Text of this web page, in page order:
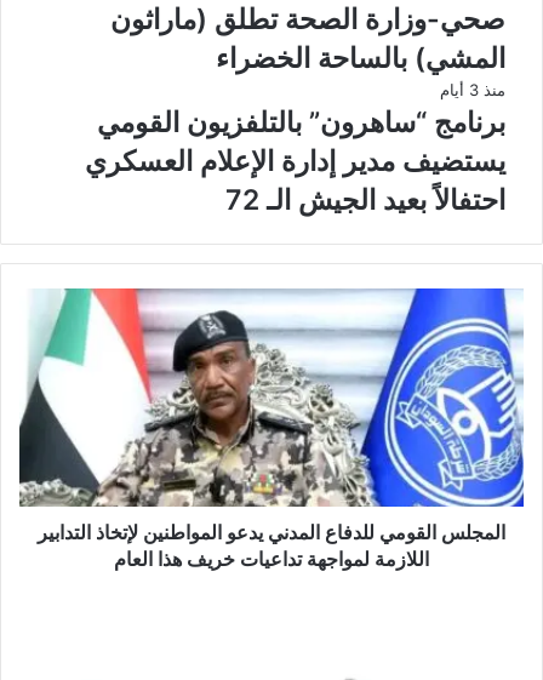
صحي-وزارة الصحة تطلق (ماراثون
المشي) بالساحة الخضراء
منذ 3 أيام
برنامج “ساهرون” بالتلفزيون القومي
يستضيف مدير إدارة الإعلام العسكري
احتفالاً بعيد الجيش الـ 72
المجلس القومي للدفاع المدني يدعو المواطنين لإتخاذ التدابير
اللازمة لمواجهة تداعيات خريف هذا العام